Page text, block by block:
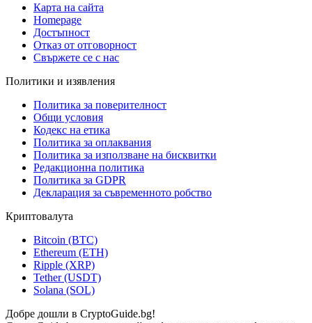
Карта на сайта
Homepage
Достъпност
Отказ от отговорност
Свържете се с нас
Политики и изявления
Политика за поверителност
Общи условия
Кодекс на етика
Политика за оплаквания
Политика за използване на бисквитки
Редакционна политика
Политика за GDPR
Декларация за съвременното робство
Криптовалута
Bitcoin (BTC)
Ethereum (ETH)
Ripple (XRP)
Tether (USDT)
Solana (SOL)
Добре дошли в CryptoGuide.bg!